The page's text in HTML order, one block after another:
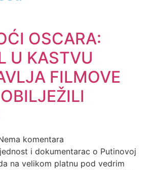
OSCARA:
U KASTVU
FILMOVE
komentara
i dokumentarac o Putinovoj
na velikom platnu pod vedrim